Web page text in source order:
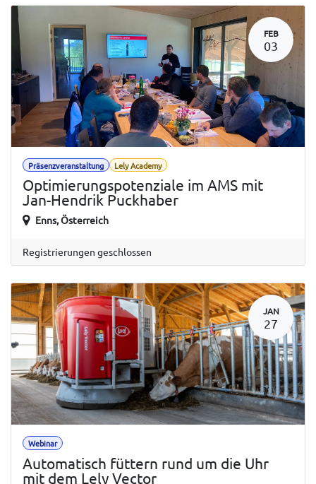
FEB
03
Präsenzveranstaltung Lely Academy
Optimierungspotenziale im AMS mit
Jan-Hendrik Puckhaber
Enns,Österreich
Registrierungen geschlossen
JAN
27
Webinar
Automatisch füttern rund um die Uhr
mit dem Lely Vector